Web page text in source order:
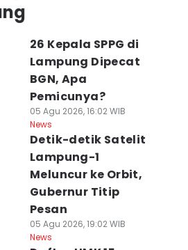
26 Kepala SPPG di
Lampung Dipecat
BGN, Apa
Pemicunya?
05 Agu 2026, 16:02 WIB
News
Detik-detik Satelit
Lampung-1
Meluncur ke Orbit,
Gubernur Titip
Pesan
05 Agu 2026, 19:02 WIB
News